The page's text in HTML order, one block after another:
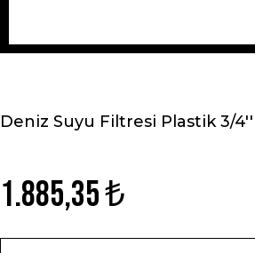
Deniz Suyu Filtresi Plastik 3/4''
1.885,35 ₺